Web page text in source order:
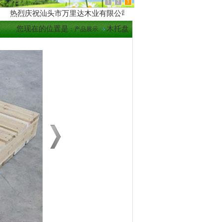
1 2 3
热烈庆祝汕头市万里达木业有限公司-网站建成！！！联系电话：
您现在的位置是：产品展示 木托盘